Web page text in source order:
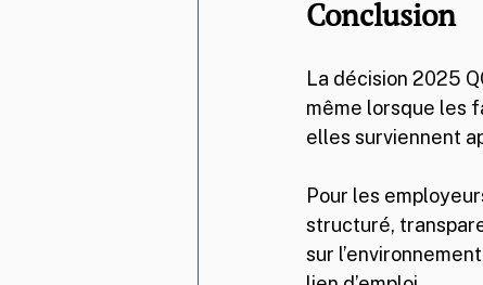
Conclusion
La décision 2025
même lorsque les
elles surviennent
Pour les
structuré,
sur